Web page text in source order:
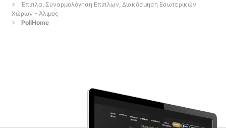
Έπιπλα, Συναρμολόγηση Επίπλων, Διακόσμηση Εσωτερικών
Χώρων - Άλιμος
PoliHome